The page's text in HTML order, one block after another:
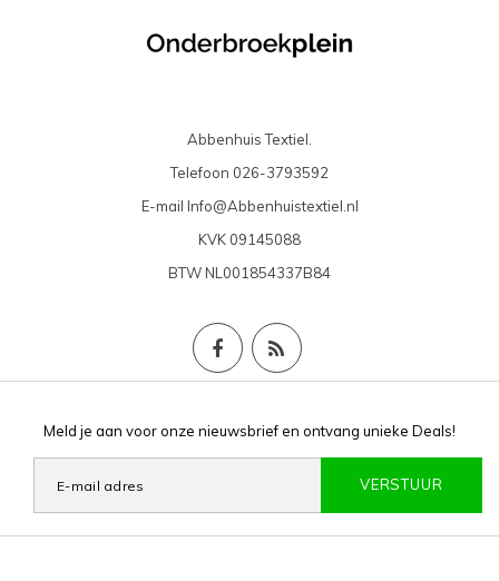
Abbenhuis Textiel.
Telefoon 026-3793592
E-mail Info@Abbenhuistextiel.nl
KVK 09145088
BTWNL001854337B84
Meld je aan voor onze nieuwsbrief en ontvang unieke Deals!
VERSTUUR